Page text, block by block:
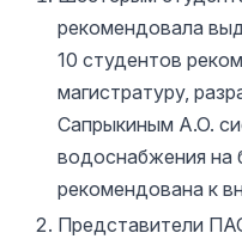
рекомендовала
10 студентов
магистратуру,
Сапрыкиным А.О.
водоснабжения на
рекомендована к
Представители